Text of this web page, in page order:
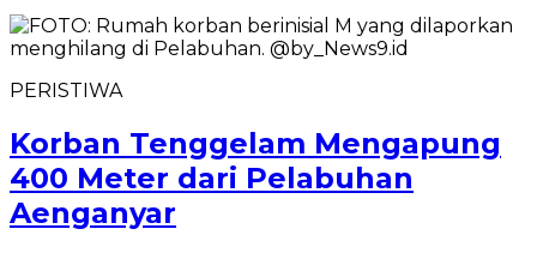
PERISTIWA
Korban Tenggelam Mengapung
400 Meter dari Pelabuhan
Aenganyar